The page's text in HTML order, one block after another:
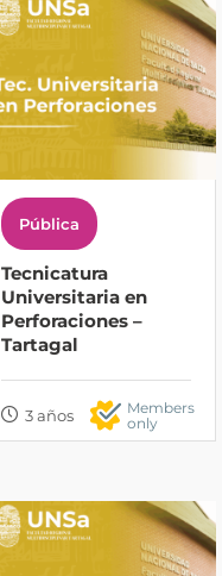
Pública
Tecnicatura
Universitaria en
Perforaciones –
Tartagal
3 años
Members
only